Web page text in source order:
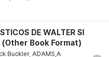
DE WALTER SI
(Other Book Format)
Buckler, ADAMS,A